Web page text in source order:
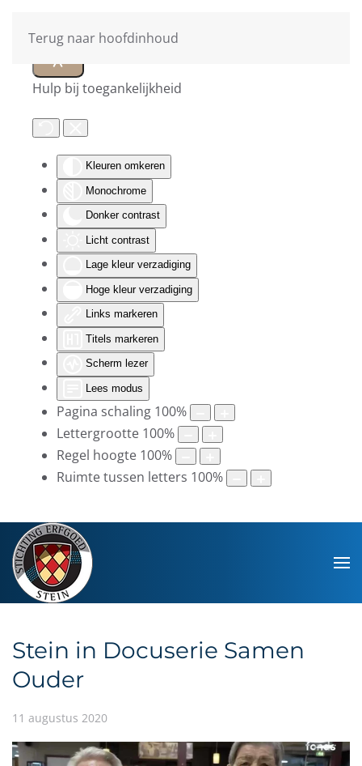
Hulp bij toegankelijkheid
Kleuren omkeren
Monochrome
Donker contrast
Licht contrast
Lage kleur verzadiging
Hoge kleur verzadiging
Links markeren
Titels markeren
Scherm lezer
Lees modus
Pagina schaling 100%
Lettergrootte 100%
Regel hoogte 100%
Ruimte tussen letters 100%
Terug naar hoofdinhoud
Stein in Docuserie Samen
Ouder
11 augustus 2020